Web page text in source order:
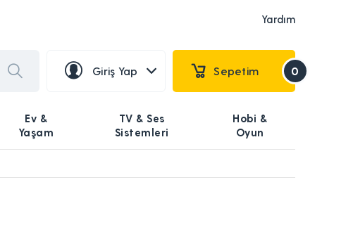
Yardım
Giriş Yap Sepetim 0
Ev &
Yaşam
TV & Ses
Sistemleri
Hobi &
Oyun